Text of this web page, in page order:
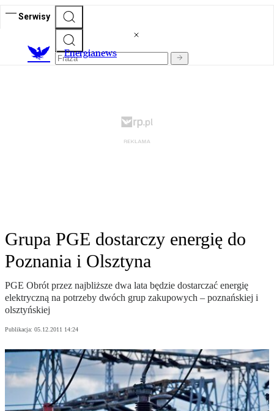
Serwisy
Energianews
Grupa PGE dostarczy energię do
Poznania i Olsztyna
PGE Obrót przez najbliższe dwa lata będzie dostarczać energię
elektryczną na potrzeby dwóch grup zakupowych – poznańskiej i
olsztyńskiej
Publikacja: 05.12.2011 14:24